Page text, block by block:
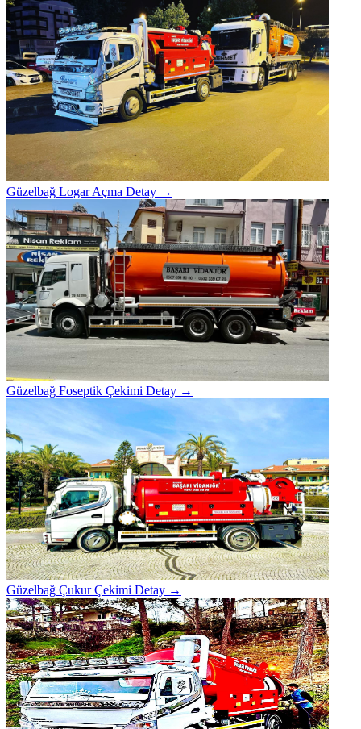
Güzelbağ Logar Açma Detay →
Güzelbağ Foseptik Çekimi Detay →
Güzelbağ Çukur Çekimi Detay →